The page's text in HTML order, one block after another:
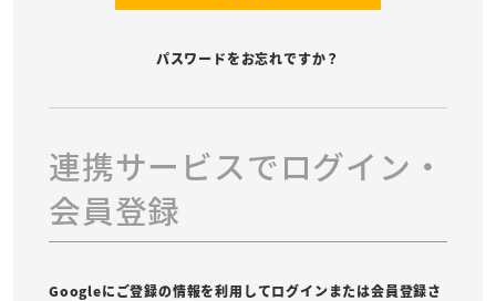
パスワードをお忘れですか？
連携サービスでログイン・
会員登録
Googleにご登録の情報を利用してログインまたは会員登録さ